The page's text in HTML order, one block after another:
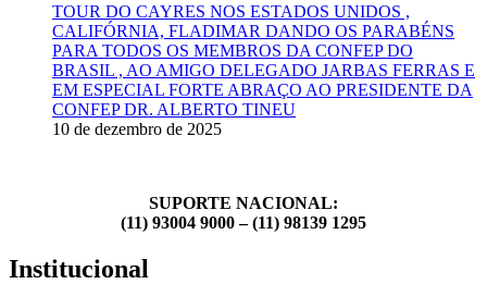
TOUR DO CAYRES NOS ESTADOS UNIDOS ,
CALIFÓRNIA, FLADIMAR DANDO OS PARABÉNS
PARA TODOS OS MEMBROS DA CONFEP DO
BRASIL , AO AMIGO DELEGADO JARBAS FERRAS E
EM ESPECIAL FORTE ABRAÇO AO PRESIDENTE DA
CONFEP DR. ALBERTO TINEU
10 de dezembro de 2025
SUPORTE NACIONAL:
(11) 93004 9000 – (11) 98139 1295
Institucional